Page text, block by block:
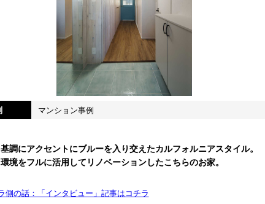
マンション事例
調にアクセントにブルーを入り交えたカルフォルニアスタイル。
境をフルに活用してリノベーションしたこちらのお家。
側の話：「インタビュー」記事はコチラ